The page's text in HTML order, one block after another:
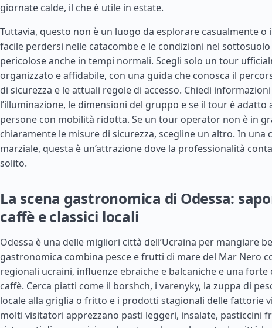
giornate calde, il che è utile in estate.
Tuttavia, questo non è un luogo da esplorare casualmente o
facile perdersi nelle catacombe e le condizioni nel
pericolose anche in tempi normali. Scegli solo un tour
organizzato e affidabile, con una guida che conosca il
di sicurezza e le attuali regole di accesso. Chiedi
l’illuminazione, le dimensioni del gruppo e se il tour è adatto
persone con mobilità ridotta. Se un tour operator non è in
chiaramente le misure di sicurezza, scegline un altro. In una
marziale, questa è un’attrazione dove la professionalità
solito.
La scena gastronomica di Odessa:
caffè e classici locali
Odessa è una delle migliori città dell’Ucraina per mangiare
gastronomica combina pesce e frutti di mare del Mar Nero
regionali ucraini, influenze ebraiche e balcaniche e una forte
caffè. Cerca piatti come il borshch, i varenyky, la zuppa di
locale alla griglia o fritto e i prodotti stagionali delle fattorie
molti visitatori apprezzano pasti leggeri, insalate, pasticcini